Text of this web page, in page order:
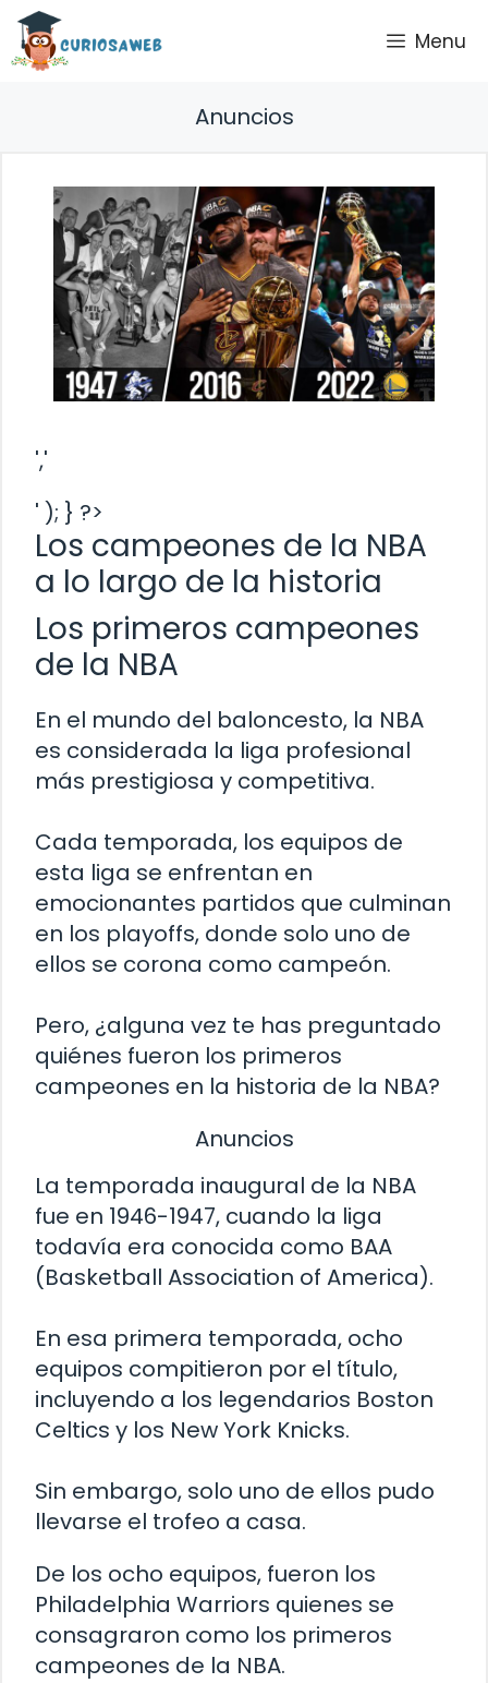
Saltar
contenido
Menu
Anuncios
','
' ); } ?>
Los campeones de la NBA
a lo largo de la historia
Los primeros campeones
de la NBA
En el mundo del baloncesto, la NBA
es considerada la liga profesional
más prestigiosa y competitiva.
Cada temporada, los equipos de
esta liga se enfrentan en
emocionantes partidos que culminan
en los playoffs, donde solo uno de
ellos se corona como campeón.
Pero, ¿alguna vez te has preguntado
quiénes fueron los primeros
campeones en la historia de la NBA?
Anuncios
La temporada inaugural de la NBA
fue en 1946-1947, cuando la liga
todavía era conocida como BAA
(Basketball Association of America).
En esa primera temporada, ocho
equipos compitieron por el título,
incluyendo a los legendarios Boston
Celtics y los New York Knicks.
Sin embargo, solo uno de ellos pudo
llevarse el trofeo a casa.
De los ocho equipos, fueron los
Philadelphia Warriors quienes se
consagraron como los primeros
campeones de la NBA.